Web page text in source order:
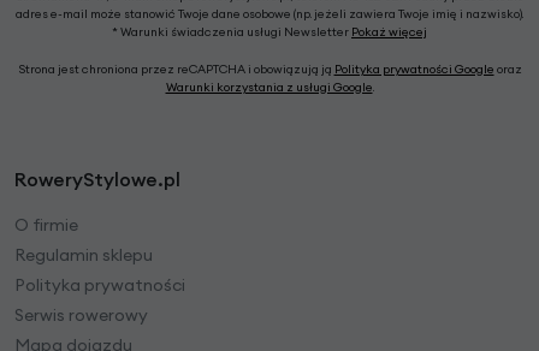
adres e-mail może stanowić Twoje dane osobowe (np. jeżeli zawiera Twoje imię i nazwisko).
* Warunki świadczenia usługi Newsletter Pokaż więcej
Strona jest chroniona przez reCAPTCHA i obowiązują ją Polityka prywatności Google oraz
Warunki korzystania z usługi Google
RoweryStylowe.pl
O firmie
Regulamin sklepu
Polityka prywatności
Serwis rowerowy
Mapa dojazdu